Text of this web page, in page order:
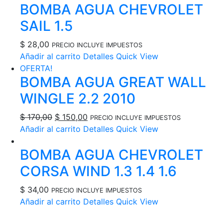
era:
$ 29,00.
es:
BOMBA AGUA CHEVROLET
SAIL 1.5
$ 28,00 PRECIO INCLUYE IMPUESTOS
Añadir al carrito Detalles Quick View
OFERTA!
BOMBA AGUA GREAT WALL
WINGLE 2.2 2010
$170,00 El
precio
era:
$ 170,00.
$ 150,00 El
precio
es:
$ 150,00.
PRECIO INCLUYE IMPUESTOS
Añadir al carrito Detalles Quick View
BOMBA AGUA CHEVROLET
CORSA WIND 1.3 1.4 1.6
$ 34,00 PRECIO INCLUYE IMPUESTOS
Añadir al carrito Detalles Quick View